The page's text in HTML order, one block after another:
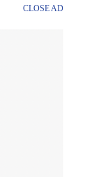
CLOSE AD